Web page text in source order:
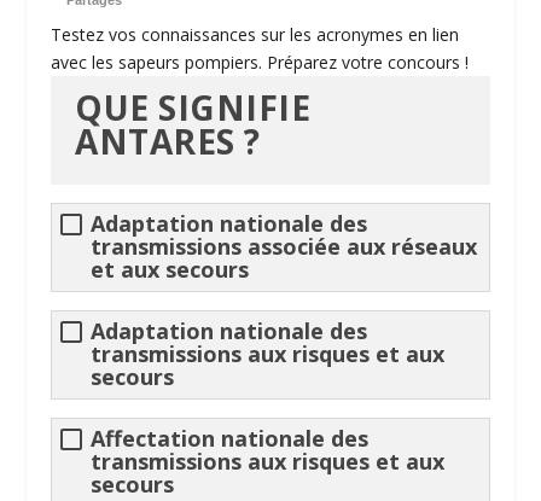
Testez vos connaissances sur les acronymes en lien
avec les sapeurs pompiers. Préparez votre concours !
QUE SIGNIFIE
ANTARES ?
Adaptation nationale des
transmissions associée aux réseaux
et aux secours
Adaptation nationale des
transmissions aux risques et aux
secours
Affectation nationale des
transmissions aux risques et aux
secours